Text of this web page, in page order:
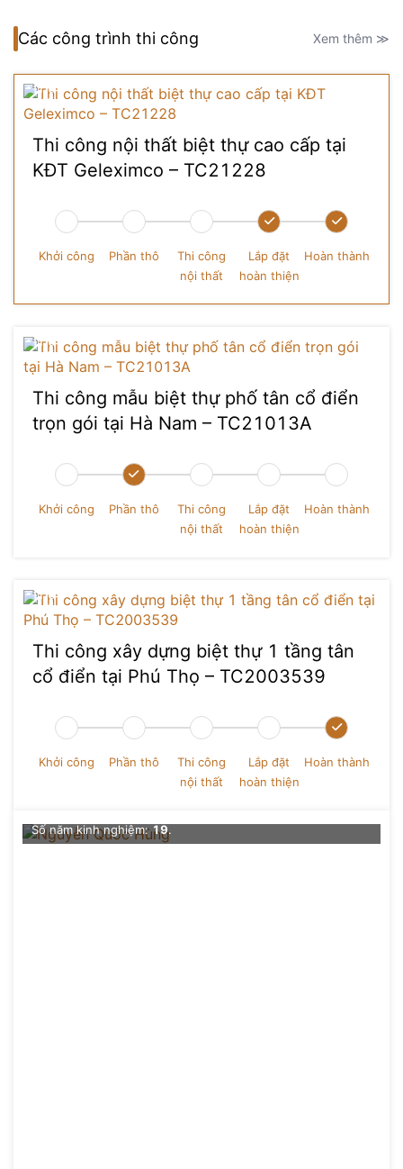
Các công trình thi công Xem thêm ≫
Thi công nội thất biệt thự cao cấp tại
KĐT Geleximco – TC21228
Khởi công Phần thô
Thi công
nội thất
Lắp đặt
hoàn thiện
Hoàn thành
Thi công mẫu biệt thự phố tân cổ điển
trọn gói tại Hà Nam – TC21013A
Khởi công Phần thô
Thi công
nội thất
Lắp đặt
hoàn thiện
Hoàn thành
Thi công xây dựng biệt thự 1 tầng tân
cổ điển tại Phú Thọ – TC2003539
Khởi công Phần thô
Thi công
nội thất
Lắp đặt
hoàn thiện
Hoàn thành
Nguyễn Quốc Hùng
: Giám đốc thiết kế Kiến trúc Trường học
Số năm kinh nghiệm:19.